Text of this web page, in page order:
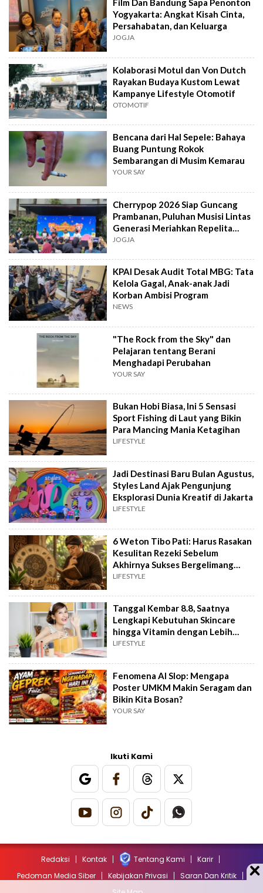
Film Dan Bandung Sapa Penonton
Yogyakarta: Angkat Kisah Cinta,
Persahabatan, dan Keluarga
JOGJA
Kolaborasi Motul dan Von Dutch
Rayakan Budaya Kustom Lewat
Kampanye Lifestyle Otomotif
OTOMOTIF
Bencana dari Hal Sepele: Bahaya
Buang Puntung Rokok
Sembarangan di Musim Kemarau
YOUR SAY
Cherrypop 2026 Siap Guncang
Prambanan, Puluhan Musisi Lintas
Generasi Meriahkan Repelita
Musik
JOGJA
KPAI Desak Audit Total MBG: Tata
Kelola Gagal, Anak-anak Jadi
Korban Ambisi Program
NEWS
"The Rock from the Sky" dan
Pelajaran tentang Berani
Menghadapi Perubahan
YOUR SAY
Bukan Hobi Biasa, Ini 5 Sensasi
Sport Fishing di Laut yang Bikin
Para Mancing Mania Ketagihan
LIFESTYLE
Jadi Destinasi Baru Bulan Agustus,
Styles Land Ajak Pengunjung
Eksplorasi Dunia Kreatif di Jakarta
LIFESTYLE
6 Weton Tibo Pati: Harus Rasakan
Kesulitan Rezeki Sebelum
Akhirnya Sukses Bergelimang
Harta
LIFESTYLE
Tanggal Kembar 8.8, Saatnya
Lengkapi Kebutuhan Skincare
hingga Vitamin dengan Lebih
Hemat
LIFESTYLE
Fenomena AI Slop: Mengapa
Poster UMKM Makin Seragam dan
Bikin Kita Bosan?
YOUR SAY
Ikuti Kami
Redaksi Kontak Tentang Kami
Karir
Pedoman Media Siber
Kebijakan Privasi
Saran Dan Kritik